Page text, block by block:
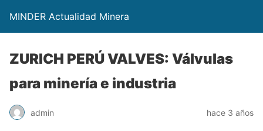
MINDER Actualidad Minera
ZURICH PERÚ VALVES: Válvulas
para minería e industria
admin hace 3 años